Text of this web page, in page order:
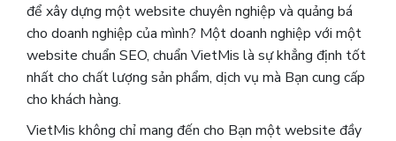
để xây dựng một website chuyên nghiệp và quảng bá
cho doanh nghiệp của mình? Một doanh nghiệp với một
website chuẩn SEO, chuẩn VietMis là sự khẳng định tốt
nhất cho chất lượng sản phẩm, dịch vụ mà Bạn cung cấp
cho khách hàng.
VietMis không chỉ mang đến cho Bạn một website đầy